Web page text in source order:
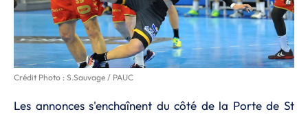
Crédit Photo : S.Sauvage / PAUC
Les annonces s'enchaînent du côté de la Porte de St